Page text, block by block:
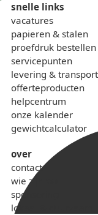
snelle links
vacatures
papieren & stalen
proefdruk bestellen
servicepunten
levering & transport
offerteproducten
helpcentrum
onze kalender
gewichtcalculator
over
contact
wie zijn we
sponsoring
lokaal & duurzaam